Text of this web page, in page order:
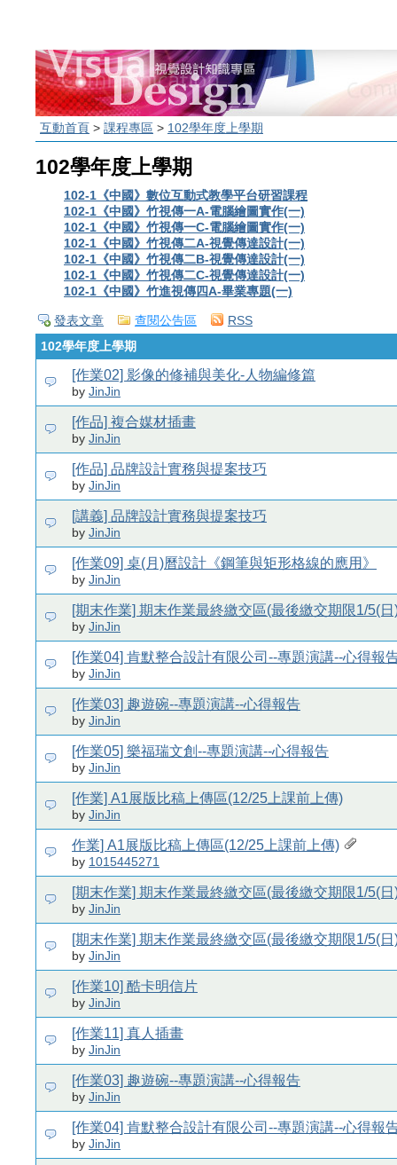
互動首頁 > 課程專區 > 102學年度上學期
102學年度上學期
102-1《中國》數位互動式教學平台研習課程
102-1《中國》竹視傳一A-電腦繪圖實作(一)
102-1《中國》竹視傳一C-電腦繪圖實作(一)
102-1《中國》竹視傳二A-視覺傳達設計(一)
102-1《中國》竹視傳二B-視覺傳達設計(一)
102-1《中國》竹視傳二C-視覺傳達設計(一)
102-1《中國》竹進視傳四A-畢業專題(一)
發表文章 查閱公告區
RSS
102學年度上學期
[作業02] 影像的修補與美化-人物編修篇
by JinJin
[作品] 複合媒材插畫
by JinJin
[作品] 品牌設計實務與提案技巧
by JinJin
[講義] 品牌設計實務與提案技巧
by JinJin
[作業09] 桌(月)曆設計《鋼筆與矩形格線的應用》
by JinJin
[期末作業] 期末作業最終繳交區(最後繳交期限1/5(日
by JinJin
[作業04] 肯默整合設計有限公司--專題演講--心得報
by JinJin
[作業03] 趣遊碗--專題演講--心得報告
by JinJin
[作業05] 樂福瑞文創--專題演講--心得報告
by JinJin
[作業] A1展版比稿上傳區(12/25上課前上傳)
by JinJin
作業] A1展版比稿上傳區(12/25上課前上傳)
by 1015445271
[期末作業] 期末作業最終繳交區(最後繳交期限1/5(日
by JinJin
[期末作業] 期末作業最終繳交區(最後繳交期限1/5(日
by JinJin
[作業10] 酷卡明信片
by JinJin
[作業11] 真人插畫
by JinJin
[作業03] 趣遊碗--專題演講--心得報告
by JinJin
[作業04] 肯默整合設計有限公司--專題演講--心得報
by JinJin